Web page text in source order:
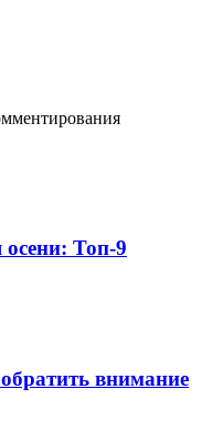
Топ-9
внимание